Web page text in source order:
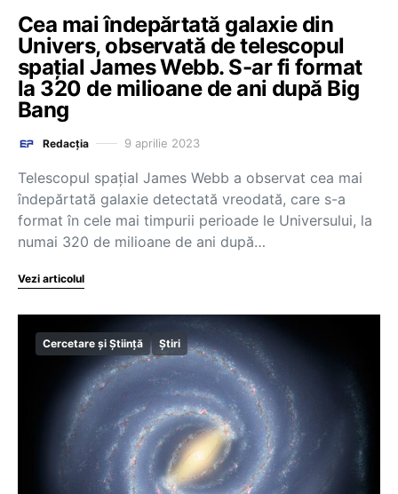
Cea mai îndepărtată galaxie din
Univers, observată de telescopul
spațial James Webb. S-ar fi format
la 320 de milioane de ani după Big
Bang
Redacția 9 aprilie 2023
Telescopul spaţial James Webb a observat cea mai
îndepărtată galaxie detectată vreodată, care s-a
format în cele mai timpurii perioade le Universului, la
numai 320 de milioane de ani după…
Vezi articolul
Cercetare și Știință Știri